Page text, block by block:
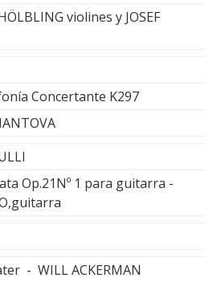
violines y JOSEF
Concertante K297
Op.21Nº 1 para guitarra -
- WILL ACKERMAN